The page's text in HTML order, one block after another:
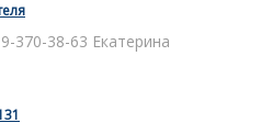
370-38-63 Екатерина